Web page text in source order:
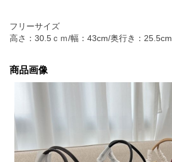
フリーサイズ
高さ：30.5ｃｍ/幅：43cm/奥行き：25.5cm
商品画像